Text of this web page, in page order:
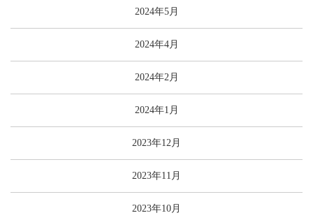
2024年5月
2024年4月
2024年2月
2024年1月
2023年12月
2023年11月
2023年10月